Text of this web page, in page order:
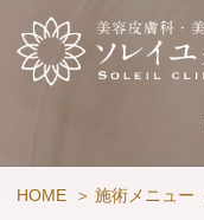
HOME 施術メニュー